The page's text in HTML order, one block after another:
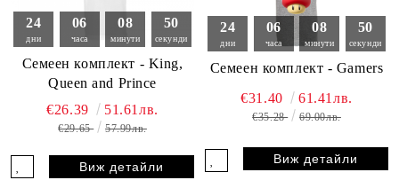
24
дни
06
часа
08
минути
49
секунди
Семеен комплект - King,
Queen and Prince
€26.39 51.61лв.
€29.65 57.99лв.
Виж детайли
24
дни
06
часа
08
минути
49
секунди
Семеен комплект - Gamers
€31.40 61.41лв.
€35.28 69.00лв.
Виж детайли